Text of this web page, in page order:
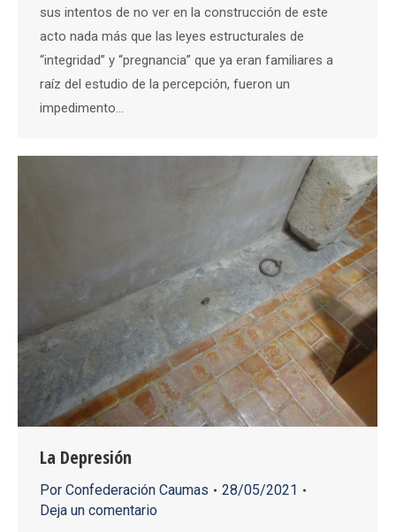
sus intentos de no ver en la construcción de este
acto nada más que las leyes estructurales de
“integridad” y “pregnancia” que ya eran familiares a
raíz del estudio de la percepción, fueron un
impedimento…
La Depresión
Por Confederación Caumas
28/05/2021
Deja un comentario